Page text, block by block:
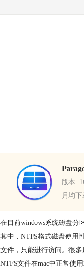
版本:
月均下
在目前windows系统磁盘分
其中，NTFS格式磁盘使用
文件，只能进行访问。很
NTFS文件在mac中正常使